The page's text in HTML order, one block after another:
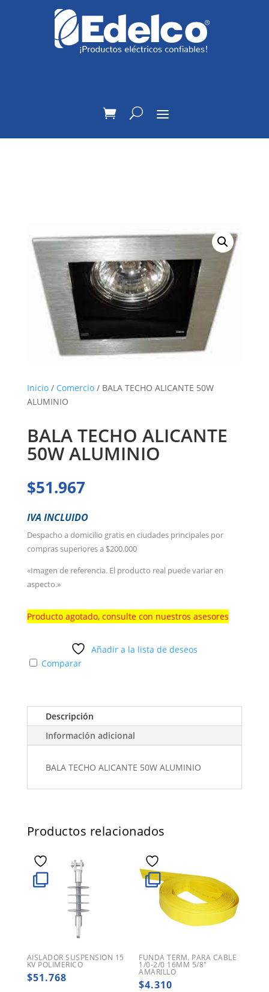
Inicio/ Comercio/ BALA TECHO ALICANTE 50W
ALUMINIO
BALA TECHO ALICANTE
50W ALUMINIO
$51.967
IVA INCLUIDO
Despacho a domicilio gratis en ciudades principales por
compras superiores a $200.000
«Imagen de referencia. El producto real puede variar en
aspecto.»
Producto agotado, consulte con nuestros asesores
Añadir a la lista de deseos
Comparar
Descripción
Información adicional
BALA TECHO ALICANTE 50W ALUMINIO
Productos relacionados
AISLADOR SUSPENSION 15
KV POLIMERICO
$51.768
FUNDA TERM. PARA CABLE
1/0-2/0 16MM 5/8″
AMARILLO
$4.310